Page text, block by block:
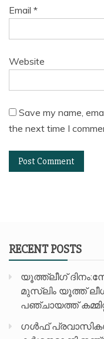
Email *
Website
Save my name,
the next time I
RECENT POSTS
യൂത്ത്ലീഗ്
മുസ്ലിം യൂത്ത്
പഞ്ചായത്ത്
ഗൾഫ്